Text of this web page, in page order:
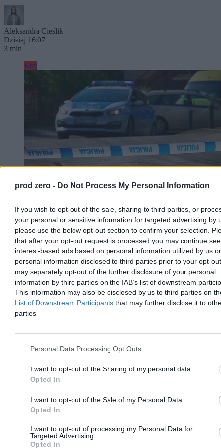
prod zero - Do Not Process My Personal Information
If you wish to opt-out of the sale, sharing to third parties, or
your personal or sensitive information for targeted advertising by
please use the below opt-out section to confirm your selection.
that after your opt-out request is processed you may continue
interest-based ads based on personal information utilized by us or
personal information disclosed to third parties prior to your opt-
may separately opt-out of the further disclosure of your personal
information by third parties on the IAB’s list of downstream
This information may also be disclosed by us to third parties on
List of Downstream Participants that may further disclose it to
parties.
Personal Data Processing Opt Outs
I want to opt-out of the Sharing of my personal data.
Opted In
I want to opt-out of the Sale of my Personal Data.
Opted In
I want to opt-out of processing my Personal Data for
Targeted Advertising.
Opted In
Aleksandra Cieślik
Dzisiaj 16:07
3 min
Kraj
Dwaj bracia topili się w zbiorniku. Stan jednego z
nich jest krytyczny
Śledczy wyjaśniają okoliczności sobotniego wypadku przy ul.
Komuny Paryskiej w Szczecinie, gdzie w zbiorniku
przeciwpożarowym topili się dwaj chłopcy w wieku 9 i 11 lat.
Dzięki natychmiastowej akcji ratunkowej żyją, lecz stan jednego z
nich jest krytyczny.
Dzisiaj 13:49
Reklama